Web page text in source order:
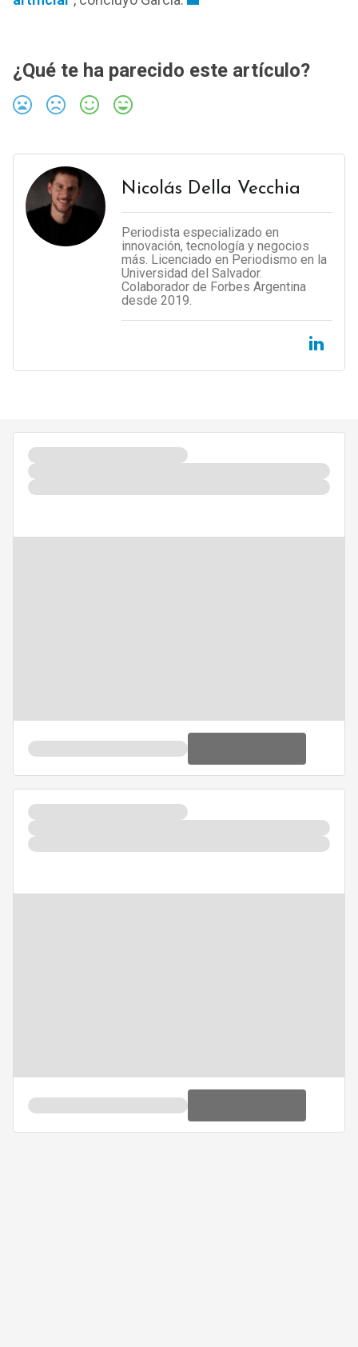
¿Qué te ha parecido este artículo?
Nicolás Della Vecchia
Periodista especializado en
innovación, tecnología y negocios
más. Licenciado en Periodismo en la
Universidad del Salvador.
Colaborador de Forbes Argentina
desde 2019.